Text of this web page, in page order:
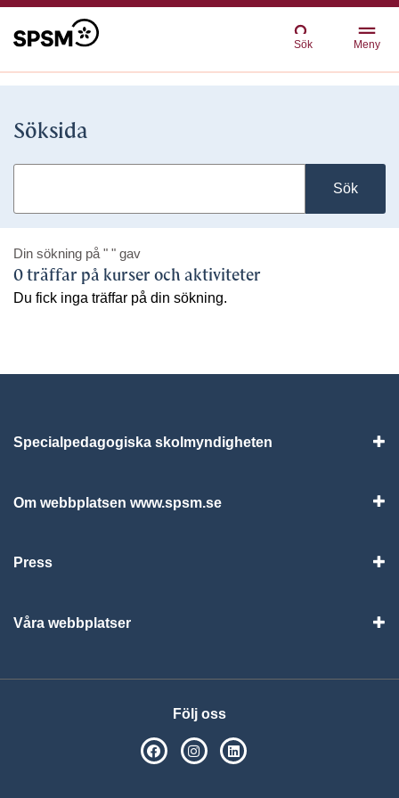
Sök Meny
Söksida
Sök
Din sökning på " " gav
0 träffar på kurser och aktiviteter
Du fick inga träffar på din sökning.
Specialpedagogiska skolmyndigheten
Om webbplatsen www.spsm.se
Press
Våra webbplatser
Följ oss
SPSM på Facebook
SPSM på Instagram